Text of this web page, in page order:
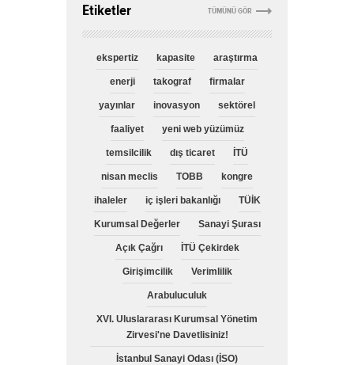
TÜMÜNÜ GÖR
Etiketler
ekspertiz kapasite araştırma
enerji takograf firmalar
yayınlar inovasyon sektörel
faaliyet yeni web yüzümüz
temsilcilik dış ticaret İTÜ
nisan meclis TOBB kongre
ihaleler iç işleri bakanlığı TÜİK
Kurumsal Değerler Sanayi Şurası
Açık Çağrı İTÜ Çekirdek
Girişimcilik Verimlilik
Arabuluculuk
XVI. Uluslararası Kurumsal Yönetim
Zirvesi'ne Davetlisiniz!
İstanbul Sanayi Odası (İSO)